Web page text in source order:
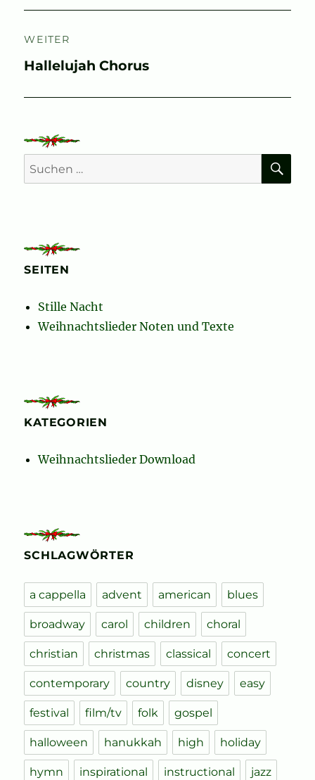
WEITER
Nächster
Hallelujah Chorus
Suchen
nach:
SEITEN
Stille Nacht
Weihnachtslieder Noten und Texte
KATEGORIEN
Weihnachtslieder Download
SCHLAGWÖRTER
a cappella advent american blues
broadway carol children choral
christian christmas classical concert
contemporary country disney easy
festival film/tv folk gospel
halloween hanukkah high holiday
hymn inspirational instructional jazz